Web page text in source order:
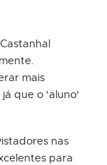
mais
que o 'aluno'
nas
para